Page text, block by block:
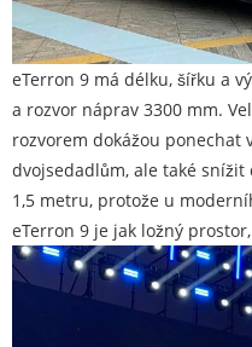
eTerron 9 má délku, šířku a
a rozvor náprav 3300 mm.
rozvorem dokážou ponechat
dvojsedadlům, ale také
1,5 metru, protože u
eTerron 9 je jak ložný